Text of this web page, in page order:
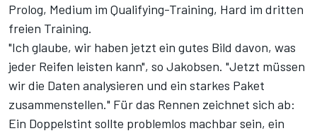
Prolog, Medium im Qualifying-Training, Hard im dritten
freien Training.
"Ich glaube, wir haben jetzt ein gutes Bild davon, was
jeder Reifen leisten kann", so Jakobsen. "Jetzt müssen
wir die Daten analysieren und ein starkes Paket
zusammenstellen." Für das Rennen zeichnet sich ab:
Ein Doppelstint sollte problemlos machbar sein, ein